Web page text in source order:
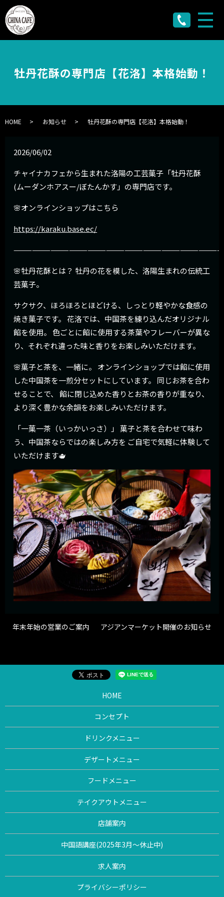
メ
牡丹花酥の専門店【花洛】本格始動！
HOME お知らせ 牡丹花酥の専門店【花洛】本格始動！
2026/06/02
チャイナカフェから生まれた洛陽の工芸菓子「牡丹花酥
(ムーダンホアスー/ぼたんかす」の専門店です。
🌸オンラインショップはこちら
https://karaku.base.ec/
————————————
🌸牡丹花酥とは？ 牡丹の花を模した、洛陽生まれの伝統工
芸菓子。
サクサク、ほろほろとほどける、しっとり軽やかな食感の
焼き菓子です。 花洛では、中国茶を練り込んだオリジナル
餡を使用。 色ごとに餡に使用する茶葉やフレーバーが異な
り、それぞれ違った味と香りをお楽しみいただけます。
🌸菓子と茶を、一緒に。 オンラインショップでは餡に使用
した中国茶を一煎分セットにしています。 同じお茶を合わ
せることで、 餡に閉じ込めた香りとお茶の香りが重なり、
より深く豊かな余韻をお楽しみいただけます。
「一菓一茶（いっかいっさ）」 菓子と茶を合わせて味わ
う、中国茶ならではの楽しみ方を ご自宅で気軽に体験して
いただけます🫖
年末年始の営業のご案内 アジアンマーケット開催のお知らせ
HOME
コンセプト
ドリンクメニュー
デザートメニュー
フードメニュー
テイクアウトメニュー
店舗案内
中国語講座(2025年3月〜休止中)
求人案内
プライバシーポリシー